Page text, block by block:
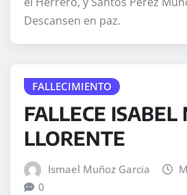
Descansen en paz.
FALLECIMIENTO
FALLECE ISABEL
LLORENTE
Ismael Muñoz Garcia
0